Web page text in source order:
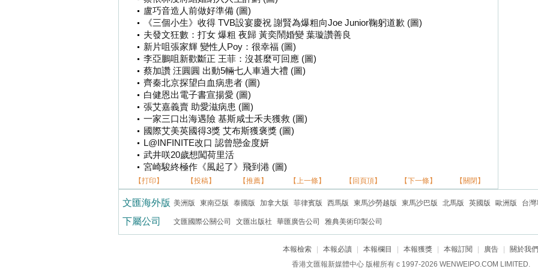
盧巧音造人前做好準備 (圖)
《三個小生》收得 TVB設宴慶祝 謝賢為爆粗向Joe Junior鞠躬道歉 (圖)
夫發文狂數：打女 爆粗 夜歸 黃奕鬧婚變 葉璇讚善良
新片咀張家輝 變性人Poy：很幸福 (圖)
李亞鵬咀新歡斷正 王菲：沒甚麼可回應 (圖)
蔡加讚 汪圓圓 出動5輛七人車過大禮 (圖)
齊秦北京探望白血病患者 (圖)
白健恩出電子書宣揚愛 (圖)
張艾嘉義賣 助愛滋病患 (圖)
一家三口出海遇險 基斯咸士禾夫獲救 (圖)
國際艾美英國得3獎 艾布斯獲褒獎 (圖)
L@INFINITE改口 認曾戀金度妍
武井咲20歲想闖荷里活
宮崎駿終極作《風起了》飛到港 (圖)
【打印】 【投稿】 【推薦】 【上一條】 【回頁頂】 【下一條】 【關閉】
文匯海外版 美洲版 東南亞版 泰國版 加拿大版 菲律賓版 西馬版 東馬沙勞越版 東馬沙巴版 北馬版 英國版 歐洲版 台灣
下屬公司 文匯國際公關公司 文匯出版社 華匯廣告公司 雅典美術印製公司
本報檢索 本報必讀 本報欄目 本報獲獎 本報訂閱 廣告
關於我們
香港文匯報新媒體中心 版權所有 c 1997-2026 WENWEIPO.COM LIMITED.